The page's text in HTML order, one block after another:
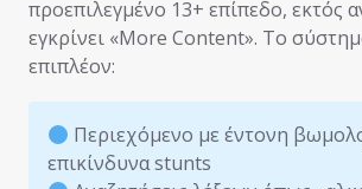
προεπιλεγμένο 13+ επίπεδο, εκτός
εγκρίνει «More Content». Το
επιπλέον:
Περιεχόμενο με έντονη
επικίνδυνα stunts